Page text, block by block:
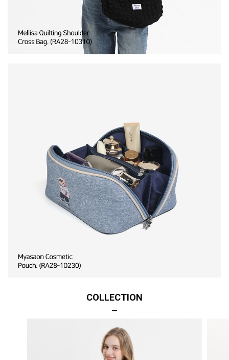
COLLECTION